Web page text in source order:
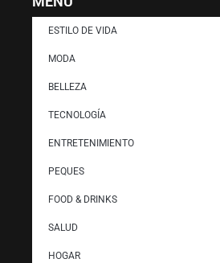
ESTILO DE VIDA
MODA
BELLEZA
TECNOLOGÍA
ENTRETENIMIENTO
PEQUES
FOOD & DRINKS
SALUD
HOGAR